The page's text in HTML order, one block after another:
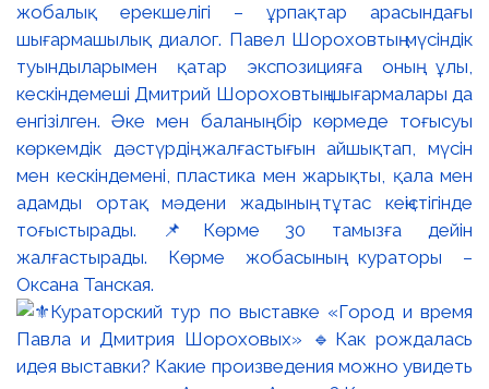
жобалық ерекшелігі – ұрпақтар арасындағы
шығармашылық диалог. Павел Шороховтың мүсіндік
туындыларымен қатар экспозицияға оның ұлы,
кескіндемеші Дмитрий Шороховтың шығармалары да
енгізілген. Әке мен баланың бір көрмеде тоғысуы
көркемдік дәстүрдің жалғастығын айшықтап, мүсін
мен кескіндемені, пластика мен жарықты, қала мен
адамды ортақ мәдени жадының тұтас кеңістігінде
тоғыстырады. 📌Көрме 30 тамызға дейін
жалғастырады. Көрме жобасының кураторы –
Оксана Танская.